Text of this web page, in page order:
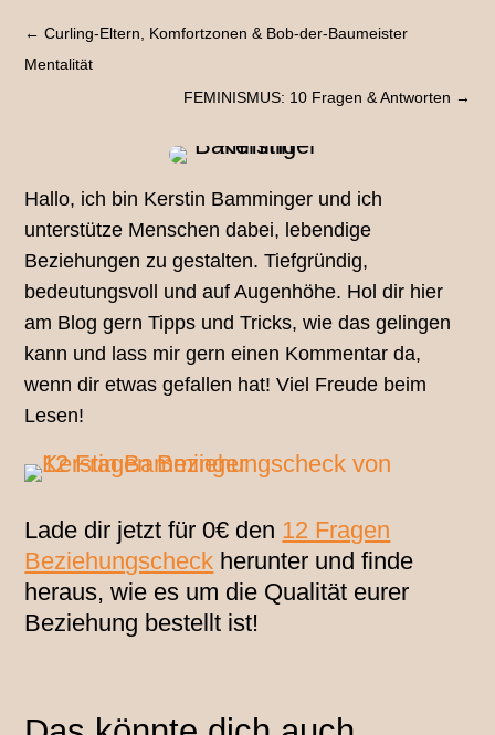
←Curling-Eltern, Komfortzonen & Bob-der-Baumeister
Mentalität
FEMINISMUS: 10 Fragen & Antworten →
Hallo, ich bin Kerstin Bamminger und ich
unterstütze Menschen dabei, lebendige
Beziehungen zu gestalten. Tiefgründig,
bedeutungsvoll und auf Augenhöhe. Hol dir hier
am Blog gern Tipps und Tricks, wie das gelingen
kann und lass mir gern einen Kommentar da,
wenn dir etwas gefallen hat! Viel Freude beim
Lesen!
Lade dir jetzt für 0€ den 12 Fragen
Beziehungscheck herunter und finde
heraus, wie es um die Qualität eurer
Beziehung bestellt ist!